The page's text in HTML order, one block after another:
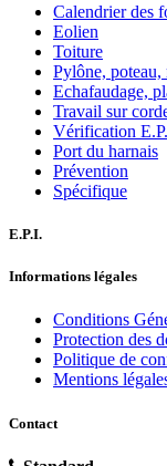
Calendrier des
Eolien
Toiture
Pylône, poteau,
Echafaudage,
Travail sur
Vérification
Port du harnais
Prévention
Spécifique
E.P.I.
Informations légales
Conditions
Protection des
Politique de
Mentions
Contact